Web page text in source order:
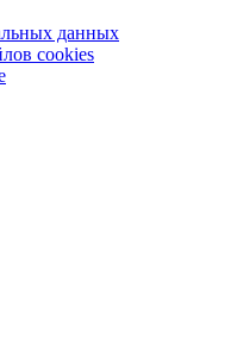
данных
cookies